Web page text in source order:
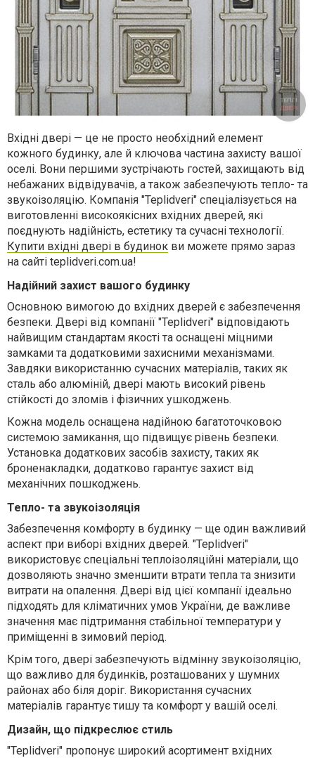
Вхідні двері — це не просто необхідний елемент
кожного будинку, але й ключова частина захисту вашої
оселі. Вони першими зустрічають гостей, захищають від
небажаних відвідувачів, а також забезпечують тепло- та
звукоізоляцію. Компанія "Teplidveri" спеціалізується на
виготовленні високоякісних вхідних дверей, які
поєднують надійність, естетику та сучасні технології.
Купити вхідні двері в будинок ви можете прямо зараз
на сайті teplidveri.com.ua!
Надійний захист вашого будинку
Основною вимогою до вхідних дверей є забезпечення
безпеки. Двері від компанії "Teplidveri" відповідають
найвищим стандартам якості та оснащені міцними
замками та додатковими захисними механізмами.
Завдяки використанню сучасних матеріалів, таких як
сталь або алюміній, двері мають високий рівень
стійкості до зломів і фізичних ушкоджень.
Кожна модель оснащена надійною багатоточковою
системою замикання, що підвищує рівень безпеки.
Установка додаткових засобів захисту, таких як
броненакладки, додатково гарантує захист від
механічних пошкоджень.
Тепло- та звукоізоляція
Забезпечення комфорту в будинку — ще один важливий
аспект при виборі вхідних дверей. "Teplidveri"
використовує спеціальні теплоізоляційні матеріали, що
дозволяють значно зменшити втрати тепла та знизити
витрати на опалення. Двері від цієї компанії ідеально
підходять для кліматичних умов України, де важливе
значення має підтримання стабільної температури у
приміщенні в зимовий період.
Крім того, двері забезпечують відмінну звукоізоляцію,
що важливо для будинків, розташованих у шумних
районах або біля доріг. Використання сучасних
матеріалів гарантує тишу та комфорт у вашій оселі.
Дизайн, що підкреслює стиль
"Teplidveri" пропонує широкий асортимент вхідних